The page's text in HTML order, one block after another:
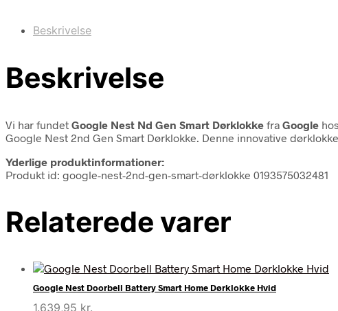
Beskrivelse
Beskrivelse
Vi har fundet Google Nest Nd Gen Smart Dørklokke fra Google
Google Nest 2nd Gen Smart Dørklokke. Denne innovative
Yderlige produktinformationer:
Produkt id: google-nest-2nd-gen-smart-dørklokke 0193575032481
Relaterede varer
Google Nest Doorbell Battery Smart Home Dørklokke Hvid
1.639,95 kr.